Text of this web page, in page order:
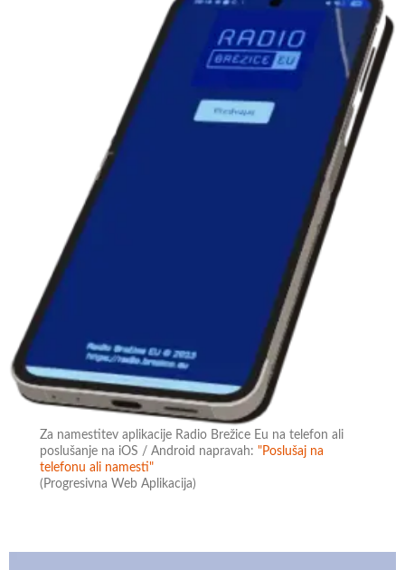
Za namestitev aplikacije Radio Brežice Eu na telefon ali
poslušanje na iOS / Android napravah:"Poslušaj na
telefonu ali namesti"
(Progresivna Web Aplikacija)